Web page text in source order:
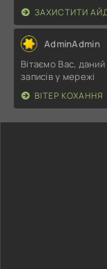
ЗАХИСТИТИ
AdminAdmin
Вітаємо Вас, даний
записів у мережі
ВІТЕР КОХАННЯ